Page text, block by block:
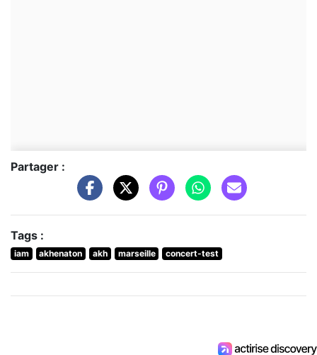
Partager :
Tags :
iam akhenaton akh marseille concert-test